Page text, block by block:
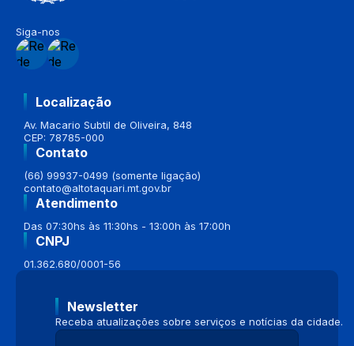
Siga-nos
Localização
Av. Macario Subtil de Oliveira, 848
CEP: 78785-000
Contato
(66) 99937-0499 (somente ligação)
contato@altotaquari.mt.gov.br
Atendimento
Das 07:30hs às 11:30hs - 13:00h às 17:00h
CNPJ
01.362.680/0001-56
Newsletter
Receba atualizações sobre serviços e notícias da cidade.